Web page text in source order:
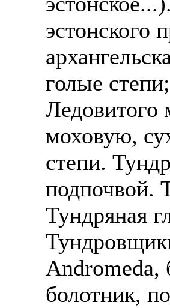
эстонского
голые
Ледовитого
моховую,
степи.
подпочвой.
Тундряная
Andromeda,
болотник,